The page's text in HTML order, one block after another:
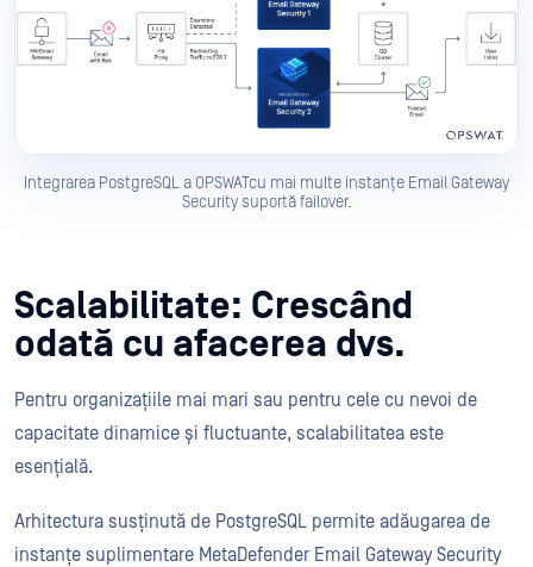
Integrarea PostgreSQL a OPSWATcu mai multe instanțe Email Gateway
Security suportă failover.
Scalabilitate: Crescând
odată cu afacerea dvs.
Pentru organizațiile mai mari sau pentru cele cu nevoi de
capacitate dinamice și fluctuante, scalabilitatea este
esențială.
Arhitectura susținută de PostgreSQL permite adăugarea de
instanțe suplimentare MetaDefender Email Gateway Security